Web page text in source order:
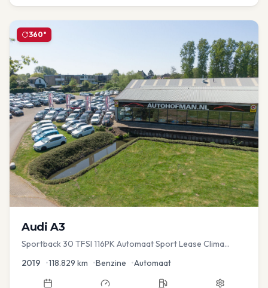
360°
Audi A3
Sportback 30 TFSI 116PK Automaat Sport Lease Clima
2019 •118.829 km •Benzine •Automaat